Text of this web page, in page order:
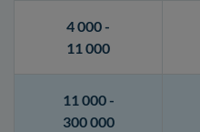
4 000 -
11 000
11 000 -
300 000